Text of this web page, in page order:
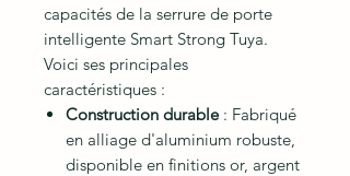
capacités de la serrure de porte
intelligente Smart Strong Tuya.
Voici ses principales
caractéristiques :
Construction durable: Fabriqué
en alliage d'aluminium robuste,
disponible en finitions or, argent